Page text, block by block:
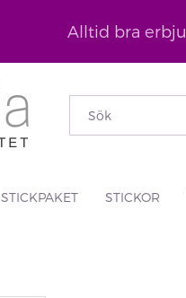
Alltid bra
STICKPAKET STICKOR